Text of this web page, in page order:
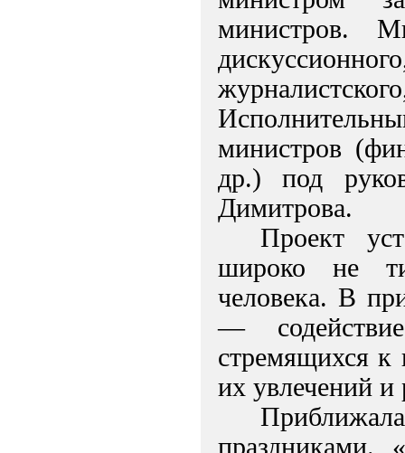
министров.
министров
др.) под
Димитрова.
Проект
широко не
человека. В
—
стремящихся к
их увлечений и